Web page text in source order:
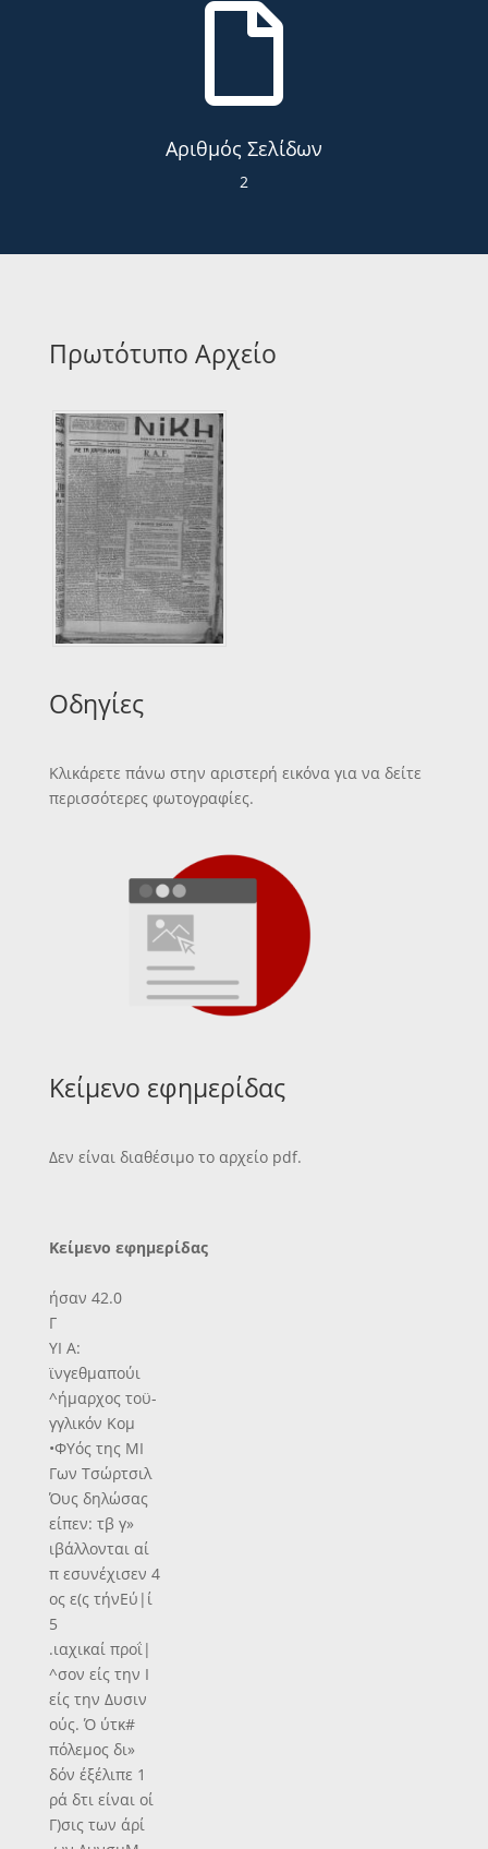

Αριθμός Σελίδων
2
Πρωτότυπο Αρχείο
Οδηγίες
Κλικάρετε πάνω στην αριστερή εικόνα για να δείτε
περισσότερες φωτογραφίες.
Κείμενο εφημερίδας
Δεν είναι διαθέσιμο το αρχείο pdf.
Κείμενο εφημερίδας
ήσαν 42.0
Γ
ΥΙ Α:
ϊνγεθμαπούι
^ήμαρχος τοϋ-
γγλικόν Κομ
•ΦΥός της ΜΙ
Γων Τσώρτσιλ
Όυς δηλώσας
είπεν: τβ γ»
ιβάλλονται αί
π εσυνέχισεν 4
ος ε(ς τήνΕύ|ί
5
.ιαχικαί προΐ|
^σον είς την Ι
είς την Δυσιν
ούς. Ό ύτκ#
πόλεμος δι»
δόν έξέλιπε 1
ρά δτι είναι οί
Γ)σις των άρί